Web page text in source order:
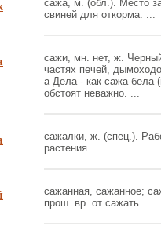
сажа, м. (обл.). Место
свиней для откорма. ...
сажи, мн. нет, ж.
частях печей,
а Дела - как сажа бела
обстоят неважно. ...
сажалки, ж. (спец.).
растения. ...
сажанная, сажанное;
прош. вр. от сажать. ...